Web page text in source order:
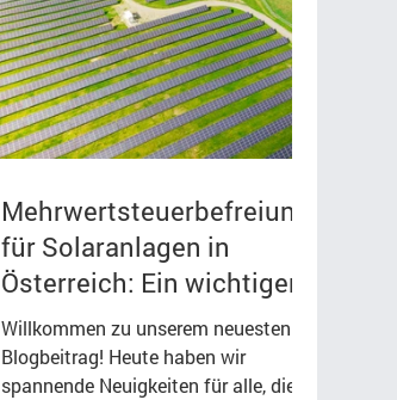
Mehrwertsteuerbefreiung
für Solaranlagen in
Österreich: Ein wichtiger
Schritt in Richtung
erneuerbare Energie"
Willkommen zu unserem neuesten
Blogbeitrag! Heute haben wir
spannende Neuigkeiten für alle, die in